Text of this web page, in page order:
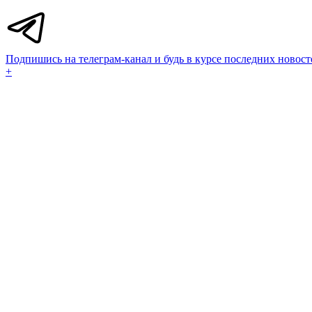
Подпишись на телеграм-канал и будь в курсе последних
+